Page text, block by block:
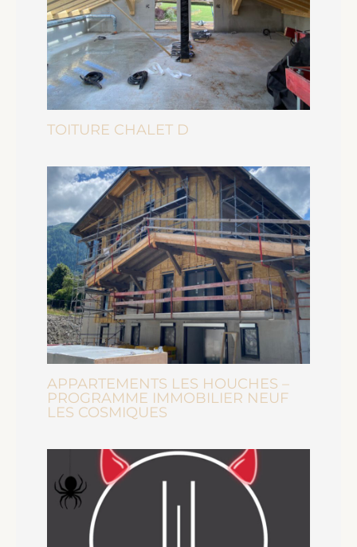
TOITURE CHALET D
APPARTEMENTS LES HOUCHES –
PROGRAMME IMMOBILIER NEUF
LES COSMIQUES